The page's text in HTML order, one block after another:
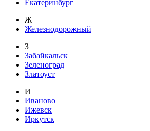
Екатеринбург
Ж
Железнодорожный
З
Забайкальск
Зеленоград
Златоуст
И
Иваново
Ижевск
Иркутск